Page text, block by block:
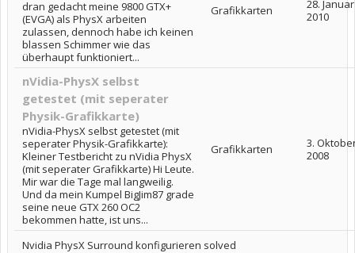
dran gedacht meine 9800 GTX+
(EVGA) als PhysX arbeiten
zulassen, dennoch habe ich keinen
blassen Schimmer wie das
überhaupt funktioniert...
Grafikkarten
28. Januar
2010
nVidia-PhysX selbst
getestet (mit seperater
Physik-Grafikkarte)
nVidia-PhysX selbst getestet (mit
seperater Physik-Grafikkarte):
Kleiner Testbericht zu nVidia PhysX
(mit seperater Grafikkarte) Hi Leute.
Mir war die Tage mal langweilig.
Und da mein Kumpel BigJim87 grade
seine neue GTX 260 OC2
bekommen hatte, ist uns...
Grafikkarten
3.
2008
Nvidia PhysX Surround konfigurieren solved